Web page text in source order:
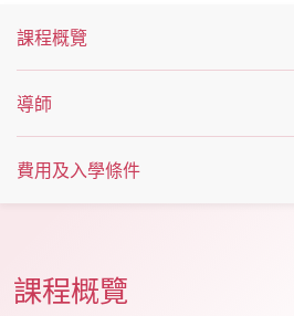
課程概覽
導師
費用及入學條件
課程概覽